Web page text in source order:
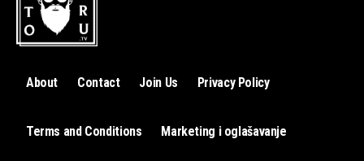
About Contact Join Us Privacy Policy
Terms and Conditions Marketing i oglašavanje